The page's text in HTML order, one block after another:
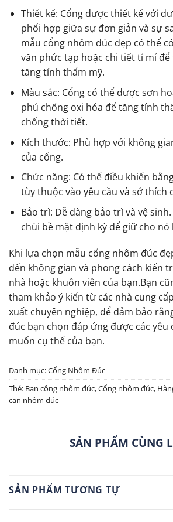
Thiết kế: Cổng được thiết kế với
phối hợp giữa sự đơn giản và sự
mẫu cổng nhôm đúc đẹp có thể
văn phức tạp hoặc chi tiết tỉ mỉ
tăng tính thẩm mỹ.
Màu sắc: Cổng có thể được sơn
phủ chống oxi hóa để tăng tính
chống thời tiết.
Kích thước: Phù hợp với không
của cổng.
Chức năng: Có thể điều khiển
tùy thuộc vào yêu cầu và sở thích
Bảo trì: Dễ dàng bảo trì và vệ
chùi bề mặt định kỳ để giữ cho
Khi lựa chọn mẫu cổng nhôm đúc
đến không gian và phong cách kiến
nhà hoặc khuôn viên của bạn.Bạn
tham khảo ý kiến từ các nhà cung
xuất chuyên nghiệp, để đảm bảo
đúc bạn chọn đáp ứng được các yêu
muốn cụ thể của bạn.
Danh mục:Cổng Nhôm Đúc
Thẻ: Ban công nhôm đúc,Cổng nhôm đúc,
can nhôm đúc
SẢN PHẨM CÙNG
SẢN PHẨM TƯƠNG TỰ